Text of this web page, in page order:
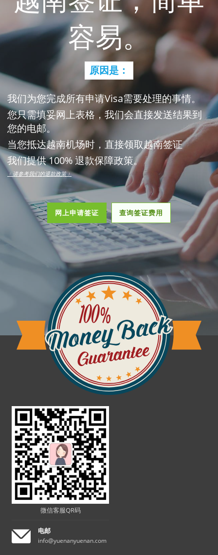
容易。
原因是：
我们为您完成所有申请Visa需要处理的事情。
您只需填妥网上表格，我们会直接发送结果到
您的电邮。
当您抵达越南机场时，直接领取越南签证
我们提供 100% 退款保障政策。
﹙请参考我们的退款政策﹚
网上申请签证 查询签证费用
微信客服QR码
电邮
info@yuenanyuenan.com